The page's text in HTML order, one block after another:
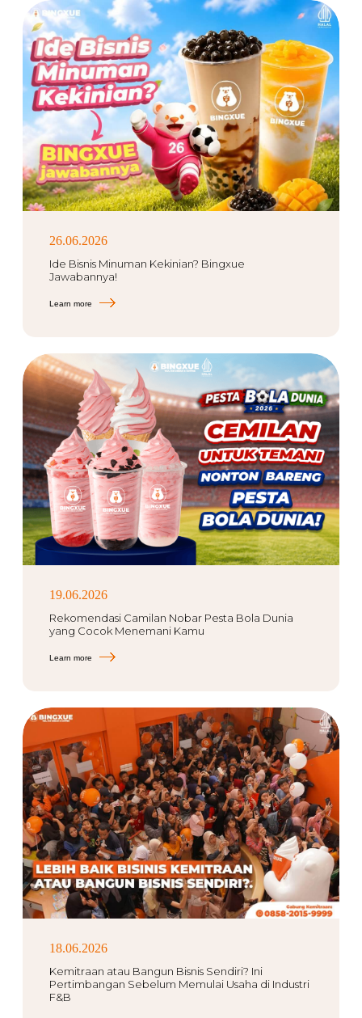
26.06.2026
Ide Bisnis Minuman Kekinian? Bingxue
Jawabannya!
Learn more
19.06.2026
Rekomendasi Camilan Nobar Pesta Bola Dunia
yang Cocok Menemani Kamu
Learn more
18.06.2026
Kemitraan atau Bangun Bisnis Sendiri? Ini
Pertimbangan Sebelum Memulai Usaha di Industri
F&B